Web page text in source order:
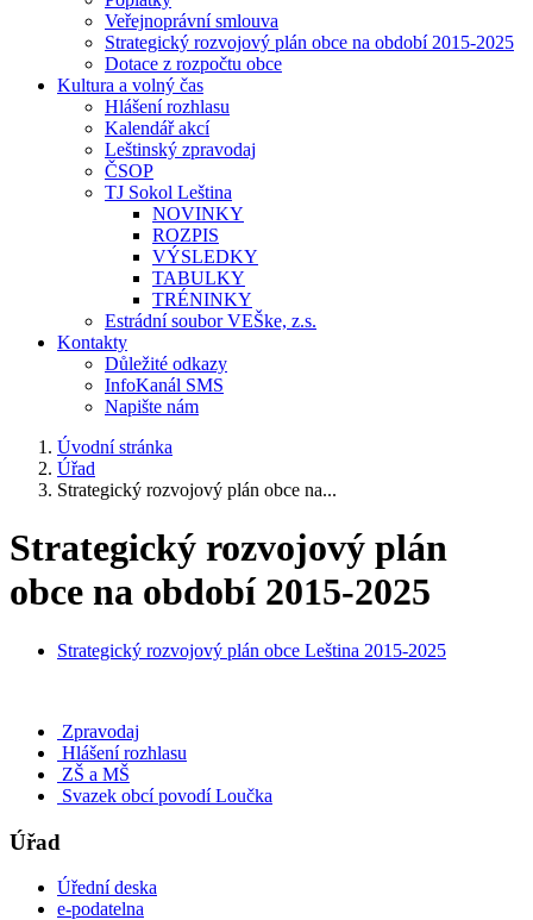
Veřejnoprávní smlouva
Strategický rozvojový plán obce na období 2015-2025
Dotace z rozpočtu obce
Kultura a volný čas
Hlášení rozhlasu
Kalendář akcí
Leštinský zpravodaj
ČSOP
TJ Sokol Leština
NOVINKY
ROZPIS
VÝSLEDKY
TABULKY
TRÉNINKY
Estrádní soubor VEŠke, z.s.
Kontakty
Důležité odkazy
InfoKanál SMS
Napište nám
Úvodní stránka
Úřad
Strategický rozvojový plán obce na...
Strategický rozvojový plán
obce na období 2015-2025
Strategický rozvojový plán obce Leština 2015-2025
Zpravodaj
Hlášení rozhlasu
ZŠ a MŠ
Svazek obcí povodí Loučka
Úřad
Úřední deska
e-podatelna